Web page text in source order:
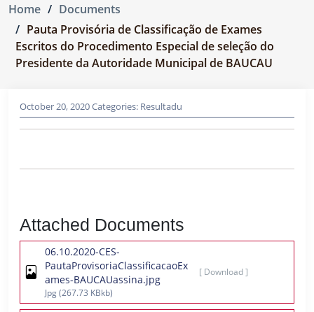
Home
Documents
Pauta Provisória de Classificação de Exames
Escritos do Procedimento Especial de seleção do
Presidente da Autoridade Municipal de BAUCAU
October 20, 2020Categories: Resultadu
Attached Documents
06.10.2020-CES-
PautaProvisoriaClassificacaoEx
ames-BAUCAUassina.jpg
Jpg(267.73 KBkb)
[ Download ]